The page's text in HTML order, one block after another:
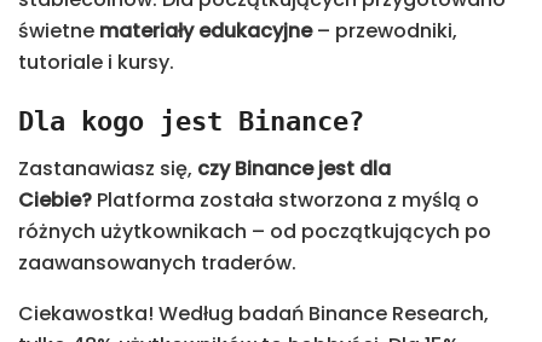
świetne materiały edukacyjne– przewodniki,
tutoriale i kursy.
Dla kogo jest Binance?
Zastanawiasz się, czy Binance jest dla
Ciebie? Platforma została stworzona z myślą o
różnych użytkownikach – od początkujących po
zaawansowanych traderów.
Ciekawostka! Według badań Binance Research,